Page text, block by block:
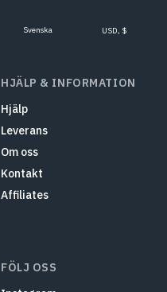
Svenska USD, $
HJÄLP & INFORMATION
Hjälp
Leverans
Om oss
Kontakt
Affiliates
FÖLJ OSS